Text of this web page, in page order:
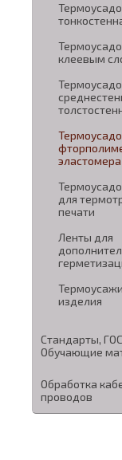
клеевым
эластомера
для
печати
Ленты для
изделия
Стандарты,
Обучающие
Обработка
проводов